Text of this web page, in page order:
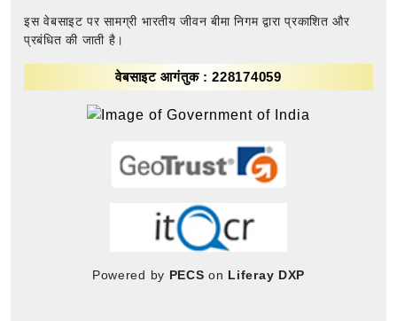
इस वेबसाइट पर सामग्री भारतीय जीवन बीमा निगम द्वारा प्रकाशित और
प्रबंधित की जाती है।
वेबसाइट आगंतुक : 228174059
Powered by PECS on Liferay DXP